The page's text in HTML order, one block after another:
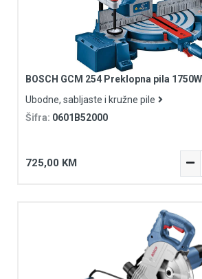
BOSCH GCM 254 Preklopna pila
Ubodne, sabljaste i kružne pile
Šifra: 0601B52000
725,00 KM